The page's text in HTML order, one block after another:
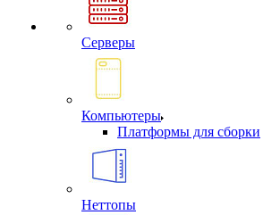
Серверы
Компьютеры
Платформы для сборки
Неттопы